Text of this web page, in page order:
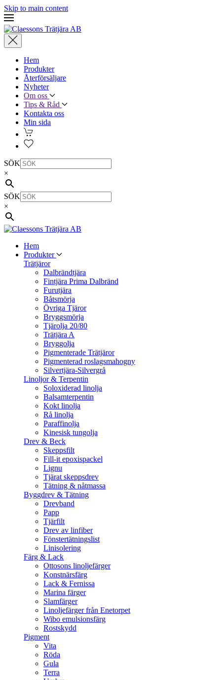
Skip to main content
Hem
Produkter
Återförsäljare
Nyheter
Om oss
Tips & Råd
Kontakta oss
Min sida
SÖK
×
SÖK
×
Hem
Produkter
Trätjäror
Dalbrändtjära
Fintjära Prima Dalbränd
Furutjära
Båtsmörja
Övriga Tjäror
Bryggsmörja
Tjärolja 20/80
Trätjära A
Bryggolja
Pigmenterade Trätjäror
Pigmenterad roslagsmahogny
Silvertjära-Silvergrå
Linoljor & Terpentin
Soloxiderad linolja
Balsamterpentin
Kokt linolja
Rå linolja
Paraffinolja
Kinesisk tungolja
Drev & Beck
Skeppsfilt
Fill-it epoxispackel
Lignu
Tjärat skeppsdrev
Tätning & nåtmassa
Byggdrev & Tätning
Drevband
Papp
Tjärfilt
Drev av linfiber
Fönstertätningslist
Linisolering
Färg & Lack
Ottosons linoljefärger
Konstnärsfärg
Lack & Fernissa
Marina färger
Slamfärger
Linoljefärger från Enetorpet
Wibo emulsionsfärg
Rostskydd
Pigment
Vita
Röda
Gula
Terra